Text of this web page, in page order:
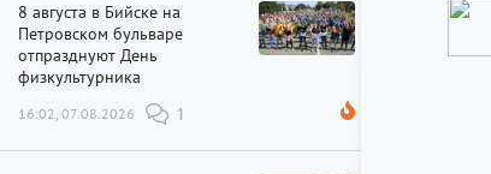
8 августа в Бийске на
Петровском бульваре
отпразднуют День
физкультурника
16:02, 07.08.2026 1